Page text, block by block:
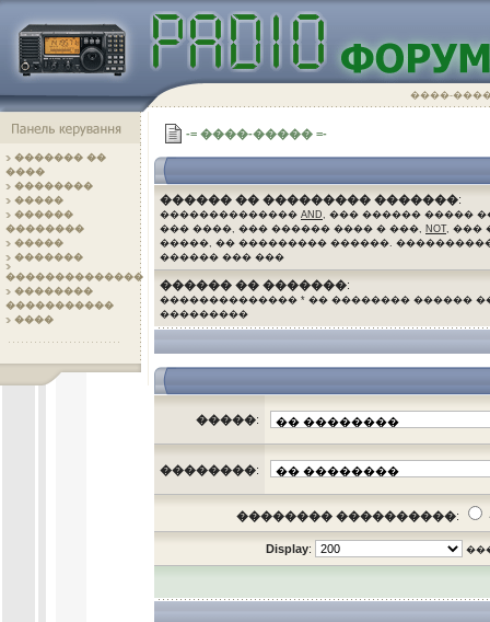
����-
������� ��
����
��������
�����
������
��������
�����
�������
��������������
��������
�����������
����
-= ����-����� =-
������ �� ��������� �������:
�������������� AND, ��� ������ �����
��� ����, ��� ������ ���� � ���, NOT, ���
�����, �� ��������� ������.
������ ��� ���
������ �� �������:
�������������� * �� �������� ������
���������
�����:
��������:
�������� ����������:
Display: